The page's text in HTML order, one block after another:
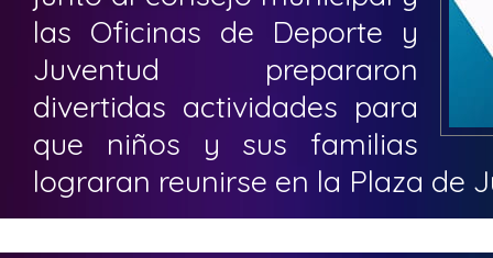
las Oficinas de Deporte y
Juventud prepararon
divertidas actividades para
que niños y sus familias
lograran reunirse en la Plaza de